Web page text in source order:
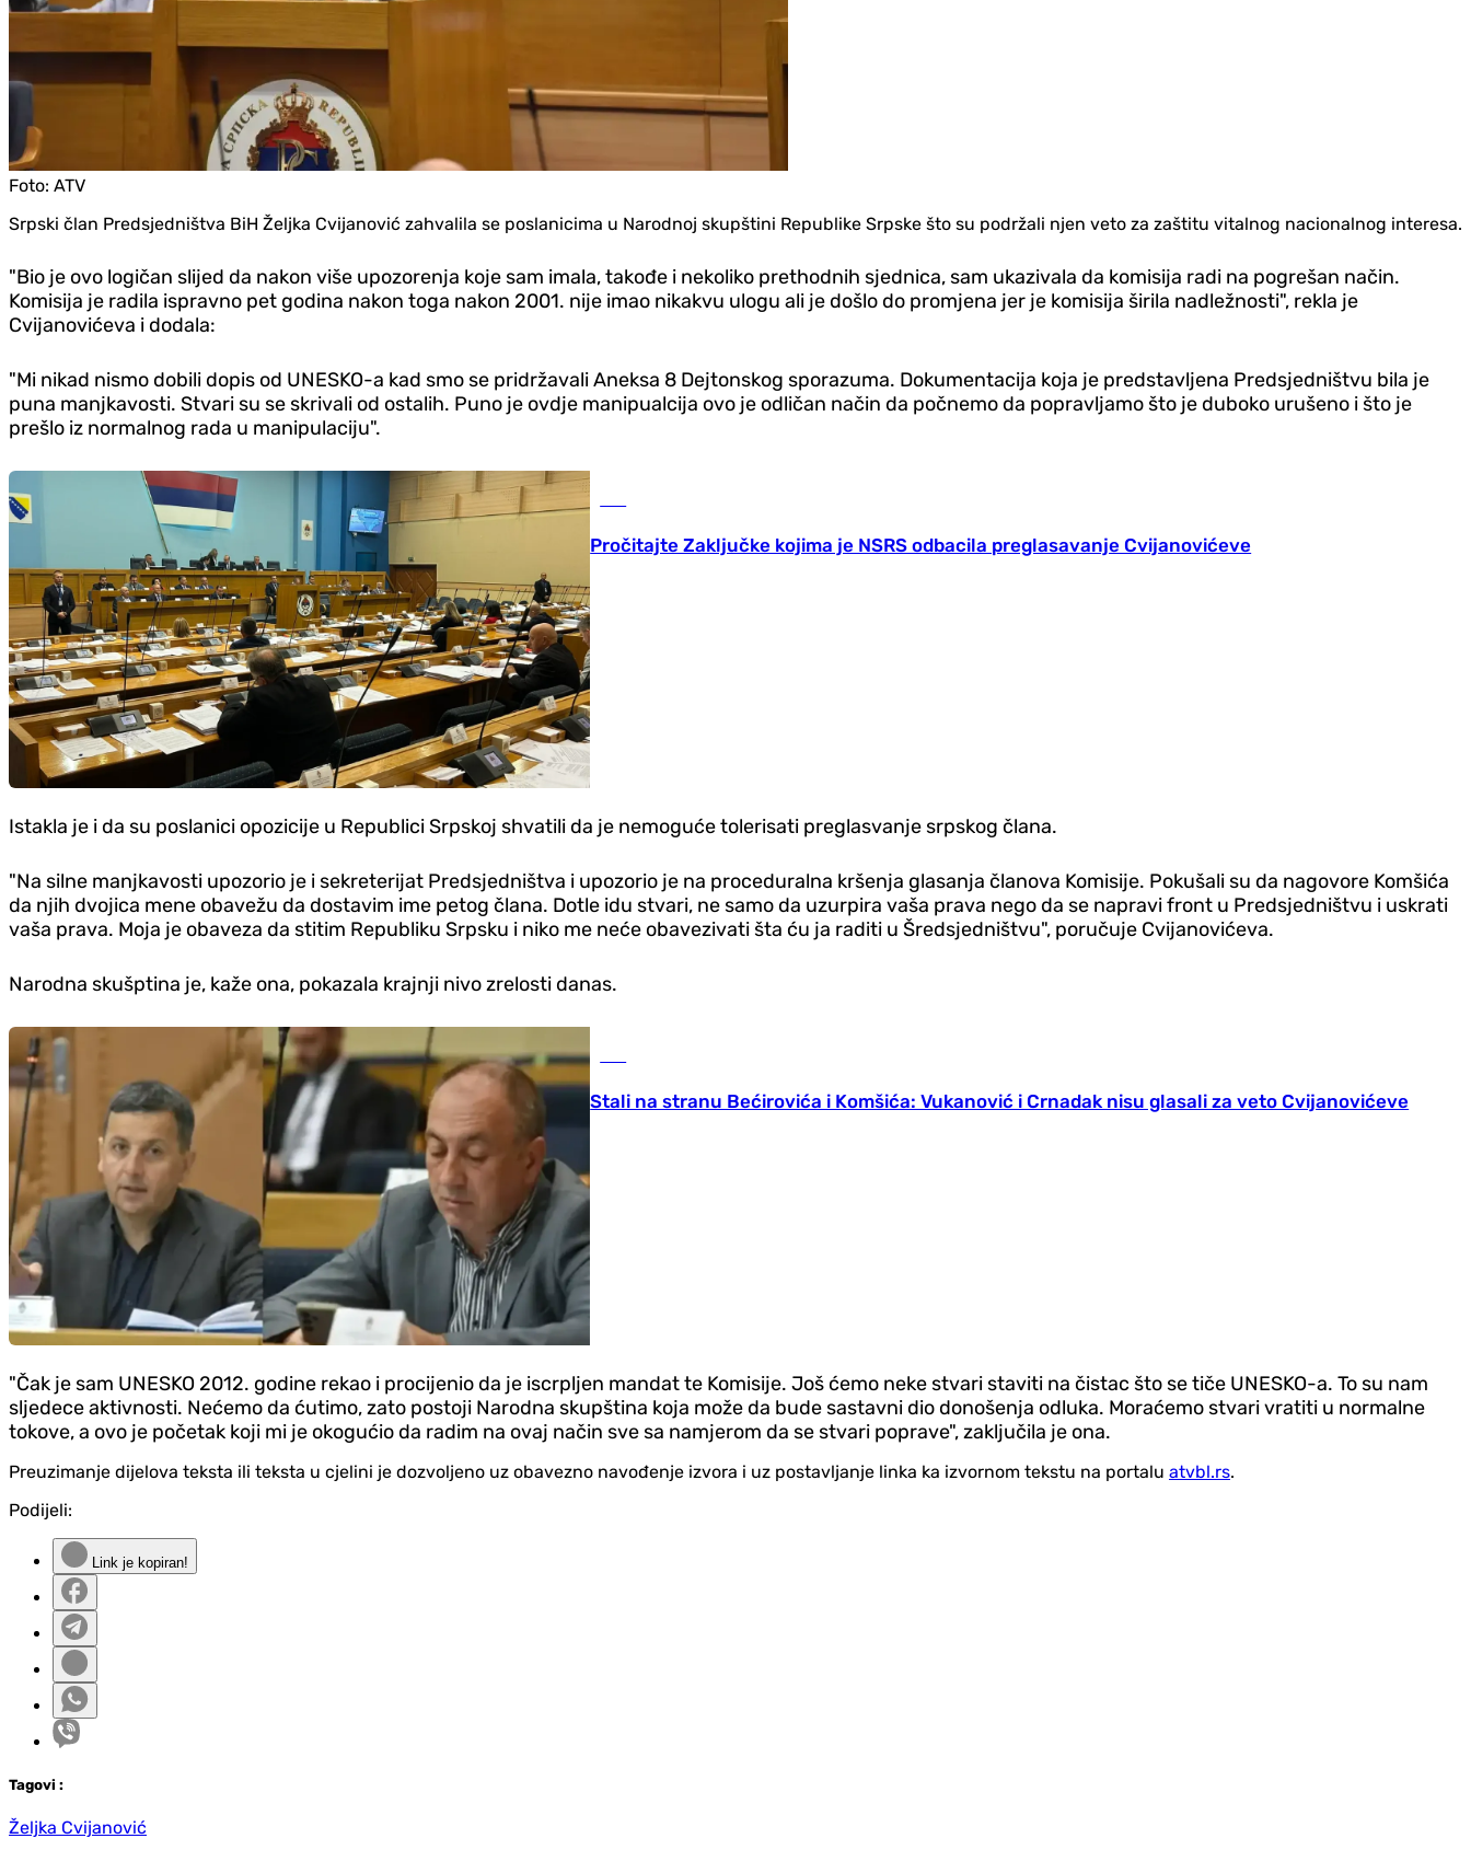
Foto: ATV
Srpski član Predsjedništva BiH Željka Cvijanović zahvalila se poslanicima u Narodnoj skupštini Republike Srpske što su podržali njen veto za zaštitu vitalnog nacionalnog interesa.
"Bio je ovo logičan slijed da nakon više upozorenja koje sam imala, takođe i nekoliko prethodnih sjednica, sam ukazivala da komisija radi na pogrešan način.
Komisija je radila ispravno pet godina nakon toga nakon 2001. nije imao nikakvu ulogu ali je došlo do promjena jer je komisija širila nadležnosti", rekla je
Cvijanovićeva i dodala:
"Mi nikad nismo dobili dopis od UNESKO-a kad smo se pridržavali Aneksa 8 Dejtonskog sporazuma. Dokumentacija koja je predstavljena Predsjedništvu bila je
puna manjkavosti. Stvari su se skrivali od ostalih. Puno je ovdje manipualcija ovo je odličan način da počnemo da popravljamo što je duboko urušeno i što je
prešlo iz normalnog rada u manipulaciju".
Pročitajte Zaključke kojima je NSRS odbacila preglasavanje Cvijanovićeve
Istakla je i da su poslanici opozicije u Republici Srpskoj shvatili da je nemoguće tolerisati preglasvanje srpskog člana.
"Na silne manjkavosti upozorio je i sekreterijat Predsjedništva i upozorio je na proceduralna kršenja glasanja članova Komisije. Pokušali su da nagovore Komšića
da njih dvojica mene obavežu da dostavim ime petog člana. Dotle idu stvari, ne samo da uzurpira vaša prava nego da se napravi front u Predsjedništvu i uskrati
vaša prava. Moja je obaveza da stitim Republiku Srpsku i niko me neće obavezivati šta ću ja raditi u Šredsjedništvu", poručuje Cvijanovićeva.
Narodna skušptina je, kaže ona, pokazala krajnji nivo zrelosti danas.
Stali na stranu Bećirovića i Komšića: Vukanović i Crnadak nisu glasali za veto Cvijanovićeve
"Čak je sam UNESKO 2012. godine rekao i procijenio da je iscrpljen mandat te Komisije. Još ćemo neke stvari staviti na čistac što se tiče UNESKO-a. To su nam
sljedece aktivnosti. Nećemo da ćutimo, zato postoji Narodna skupština koja može da bude sastavni dio donošenja odluka. Moraćemo stvari vratiti u normalne
tokove, a ovo je početak koji mi je okogućio da radim na ovaj način sve sa namjerom da se stvari poprave", zaključila je ona.
Preuzimanje dijelova teksta ili teksta u cjelini je dozvoljeno uz obavezno navođenje izvora i uz postavljanje linka ka izvornom tekstu na portalu atvbl.rs.
Podijeli:
Link je kopiran!
Tagovi :
Željka Cvijanović